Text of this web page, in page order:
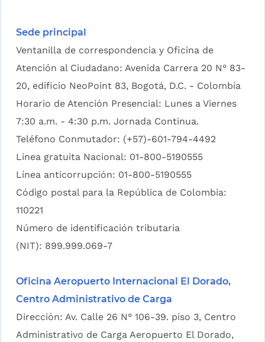
Sede principal
Ventanilla de correspondencia y Oficina de
Atención al Ciudadano: Avenida Carrera 20 N° 83-
20, edificio NeoPoint 83, Bogotá, D.C. - Colombia
Horario de Atención Presencial: Lunes a Viernes
7:30 a.m. - 4:30 p.m. Jornada Continua.
Teléfono Conmutador: (+57)-601-794-4492
Linea gratuita Nacional: 01-800-5190555
Línea anticorrupción: 01-800-5190555
Código postal para la República de Colombia:
110221
Número de identificación tributaria
(NIT): 899.999.069-7
Oficina Aeropuerto Internacional El Dorado,
Centro Administrativo de Carga
Dirección: Av. Calle 26 N° 106-39. piso 3, Centro
Administrativo de Carga Aeropuerto El Dorado,